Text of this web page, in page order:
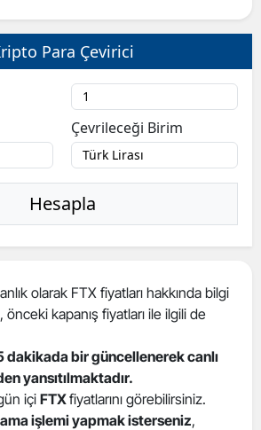
Para Çevirici
Çevrileceği Birim
Hesapla
olarak FTX fiyatları hakkında bilgi
kapanış fiyatları ile ilgili de
dakikada bir güncellenerek canlı
yansıtılmaktadır.
içi FTXfiyatlarını görebilirsiniz.
işlemi yapmak isterseniz,